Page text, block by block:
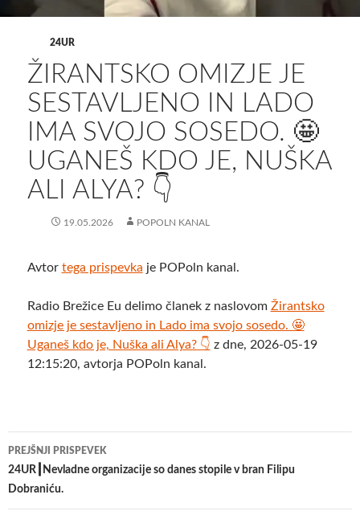
24UR
ŽIRANTSKO OMIZJE JE
SESTAVLJENO IN LADO
IMA SVOJO SOSEDO. 🤩
UGANEŠ KDO JE, NUŠKA
ALI ALYA? 👇
19.05.2026 POPOLN KANAL
Avtor tega prispevka je POPoln kanal.
Radio Brežice Eu delimo članek z naslovom Žirantsko
omizje je sestavljeno in Lado ima svojo sosedo. 🤩
Uganeš kdo je, Nuška ali Alya? 👇 z dne, 2026-05-19
12:15:20, avtorja POPoln kanal.
Krmarjenje
po
PREJŠNJI PRISPEVEK
24UR┃Nevladne organizacije so danes stopile v bran Filipu
Dobraniću.